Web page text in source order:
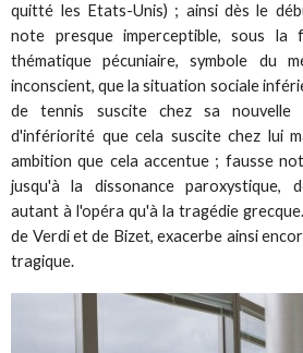
quitté les Etats-Unis) ; ainsi dès le
note presque imperceptible, sous la
thématique pécuniaire, symbole du
inconscient, que la situation sociale
de tennis suscite chez sa
d'infériorité que cela suscite chez lui
ambition que cela accentue ; fausse
jusqu'à la dissonance paroxystique,
autant à l'opéra qu'à la tragédie
de Verdi et de Bizet, exacerbe ainsi
tragique.